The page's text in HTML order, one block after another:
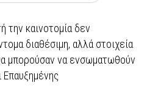
την καινοτομία δεν
διαθέσιμη, αλλά στοιχεία
μπορούσαν να ενσωματωθούν
Επαυξημένης